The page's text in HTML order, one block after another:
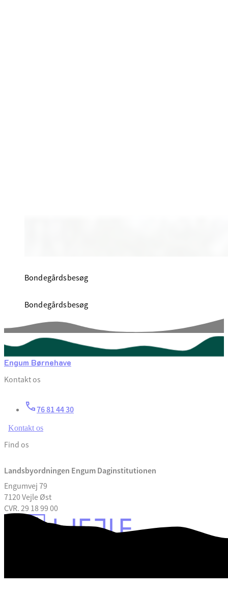
Bondegårdsbesøg
Bondegårdsbesøg
Engum Børnehave
Kontakt os
76 81 44 30
Kontakt os
Find os
Landsbyordningen Engum Daginstitutionen
Engumvej 79
7120 Vejle Øst
CVR. 29 18 99 00